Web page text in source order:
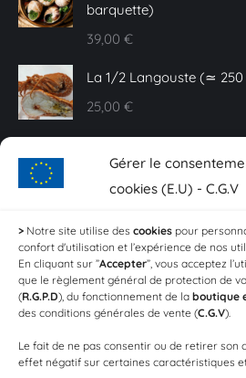
Gérer le
cookies (E.U) - C.G.V
> Notre site utilise des cookies pour
confort d'utilisation et l’expérience de nos
En cliquant sur ”Accepter”, vous acceptez
que le règlement général de protection de
(R.G.P.D), du fonctionnement de la boutique
des conditions générales de vente (C.G.V).
Le fait de ne pas consentir ou de retirer son
effet négatif sur certaines caractéristiques
barquette)
39,00 €
La 1/2 Langouste (≃
25,00 €
Sashimi de truite fumée -
18,00€
Crevettes aïl et persil
4,20